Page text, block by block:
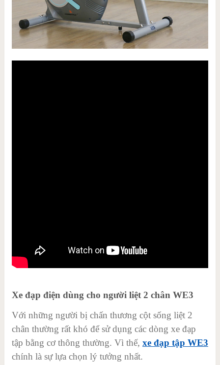
Xe đạp điện dùng cho người liệt 2 chân WE3
Với những người bị chấn thương cột sống liệt 2
chân thường rất khó để sử dụng các dòng xe đạp
tập bằng cơ thông thường. Vì thế, xe đạp tập WE3
chính là sự lựa chọn lý tưởng nhất.